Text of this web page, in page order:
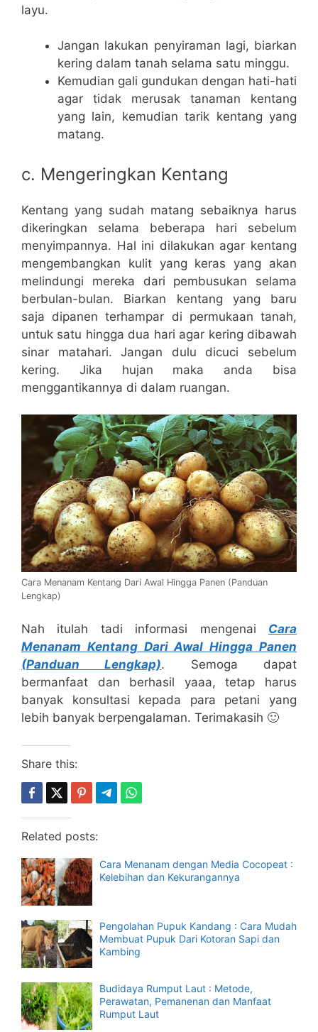
layu.
Jangan lakukan penyiraman lagi, biarkan
kering dalam tanah selama satu minggu.
Kemudian gali gundukan dengan hati-hati
agar tidak merusak tanaman kentang
yang lain, kemudian tarik kentang yang
matang.
c. Mengeringkan Kentang
Kentang yang sudah matang sebaiknya harus
dikeringkan selama beberapa hari sebelum
menyimpannya. Hal ini dilakukan agar kentang
mengembangkan kulit yang keras yang akan
melindungi mereka dari pembusukan selama
berbulan-bulan. Biarkan kentang yang baru
saja dipanen terhampar di permukaan tanah,
untuk satu hingga dua hari agar kering dibawah
sinar matahari. Jangan dulu dicuci sebelum
kering. Jika hujan maka anda bisa
menggantikannya di dalam ruangan.
Cara Menanam Kentang Dari Awal Hingga Panen (Panduan
Lengkap)
Nah itulah tadi informasi mengenai Cara
Menanam Kentang Dari Awal Hingga Panen
(Panduan Lengkap). Semoga dapat
bermanfaat dan berhasil yaaa, tetap harus
banyak konsultasi kepada para petani yang
lebih banyak berpengalaman. Terimakasih 🙂
Share this:
Related posts:
Cara Menanam dengan Media Cocopeat :
Kelebihan dan Kekurangannya
Pengolahan Pupuk Kandang : Cara Mudah
Membuat Pupuk Dari Kotoran Sapi dan
Kambing
Budidaya Rumput Laut : Metode,
Perawatan, Pemanenan dan Manfaat
Rumput Laut